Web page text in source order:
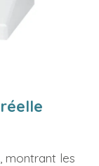
montrant les